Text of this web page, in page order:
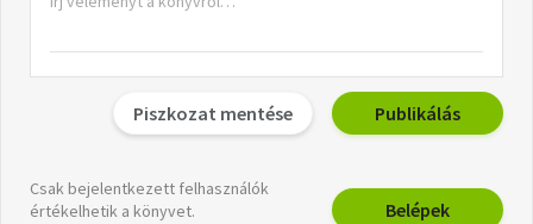
Piszkozat mentése Publikálás
Csak bejelentkezett felhasználók
értékelhetik a könyvet.
Belépek